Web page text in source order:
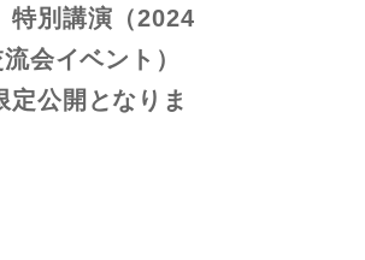
特別講演（2024
会イベント）
公開となりま